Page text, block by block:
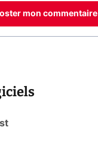
mon commentaire